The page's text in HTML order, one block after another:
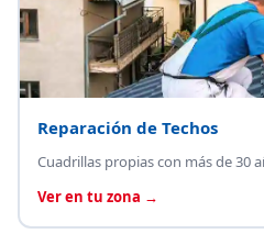
Reparación de Techos
Cuadrillas propias con más de 30
Ver en tu zona →